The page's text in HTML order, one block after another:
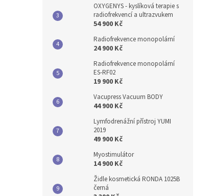
OXYGENYS - kyslíková terapie s
radiofrekvencí a ultrazvukem
54 900 Kč
Radiofrekvence monopolární
24 900 Kč
Radiofrekvence monopolární
ES-RF02
19 900 Kč
Vacupress Vacuum BODY
44 900 Kč
Lymfodrenážní přístroj YUMI
2019
49 900 Kč
Myostimulátor
14 900 Kč
Židle kosmetická RONDA 1025B
černá